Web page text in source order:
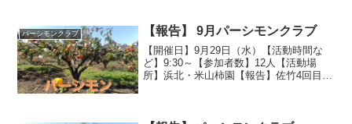
パーシモンクラブ 【報告】 9月パーシモンクラブ
【開催日】9月29日（水）【活動時間な
ど】9:30～【参加者数】12人【活動場
所】浜北・米山柿園【報告】佐竹4回目の